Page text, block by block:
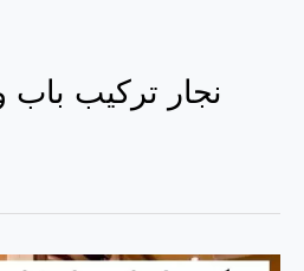
نجار تركيب